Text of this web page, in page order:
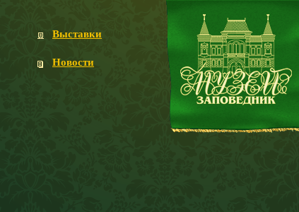
Выставки
Новости